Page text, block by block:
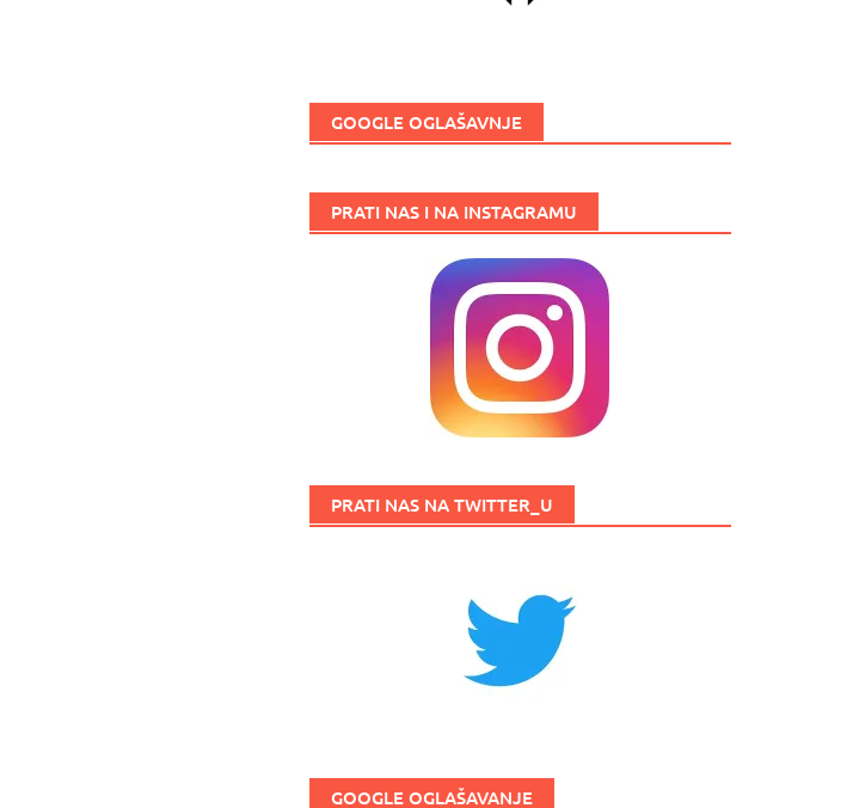
GOOGLE OGLAŠAVNJE
PRATI NAS I NA INSTAGRAMU
PRATI NAS NA TWITTER_U
GOOGLE OGLAŠAVANJE